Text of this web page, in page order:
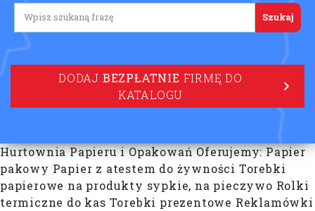
Lorem ipsum
DODAJ BEZPŁATNIE FIRMĘ DO
KATALOGU
Hurtownia Papieru i Opakowań Oferujemy: Papier
pakowy Papier z atestem do żywności Torebki
papierowe na produkty sypkie, na pieczywo Rolki
termiczne do kas Torebki prezentowe Reklamówki